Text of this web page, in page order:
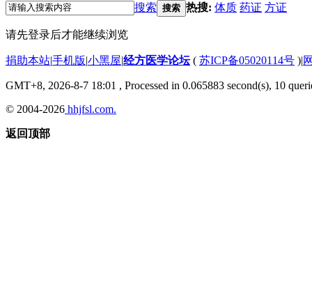
搜索 搜索 热搜: 体质 药证 方证
请先登录后才能继续浏览
捐助本站|手机版|小黑屋|经方医学论坛( 苏ICP备05020114号 )|
GMT+8, 2026-8-7 18:01 , Processed in 0.065883 second(s), 10
© 2004-2026 hhjfsl.com.
返回顶部